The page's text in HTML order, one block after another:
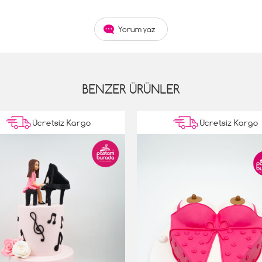
Yorum yaz
BENZER ÜRÜNLER
Ücretsiz Kargo Ücretsiz Kargo